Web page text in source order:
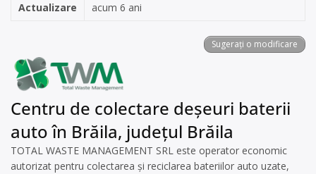
Actualizare
acum 6 ani
Sugerați o modificare
Centru de colectare deșeuri baterii
auto în Brăila, județul Brăila
TOTAL WASTE MANAGEMENT SRL este operator economic
autorizat pentru colectarea și reciclarea bateriilor auto uzate,